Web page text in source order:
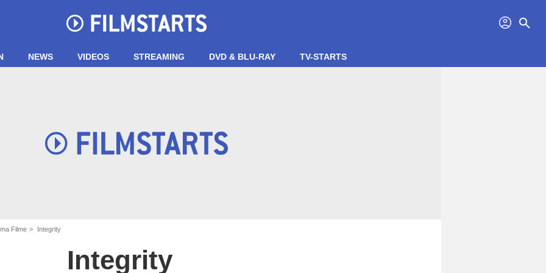
profil search
NEWS VIDEOS STREAMING DVD & BLU-RAY TV-STARTS
Filme Integrity
Integrity